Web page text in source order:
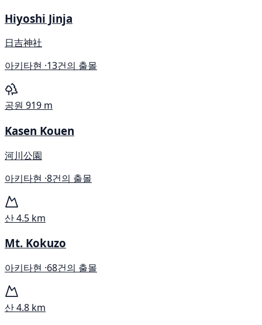
Hiyoshi Jinja
日吉神社
아키타현 ·13건의 출몰
공원 919 m
Kasen Kouen
河川公園
아키타현 ·8건의 출몰
산4.5 km
Mt. Kokuzo
아키타현 ·68건의 출몰
산4.8 km